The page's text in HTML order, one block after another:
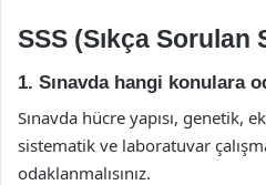
SSS (Sıkça Sorulan
1. Sınavda hangi konulara
Sınavda hücre yapısı, genetik,
sistematik ve laboratuvar
odaklanmalısınız.